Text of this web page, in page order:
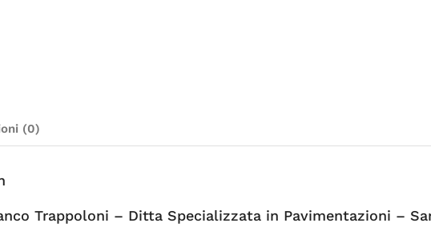
(0)
Trappoloni – Ditta Specializzata in Pavimentazioni –